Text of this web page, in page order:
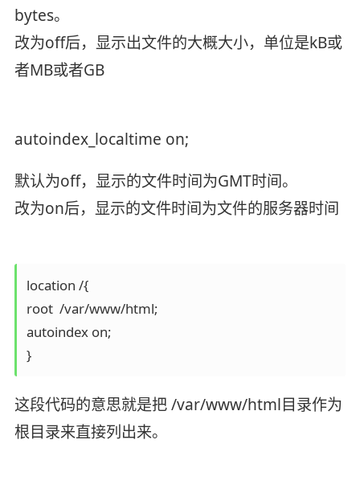
bytes。
改为off后，显示出文件的大概大小，单位是kB或
者MB或者GB
autoindex_localtime on;
默认为off，显示的文件时间为GMT时间。
改为on后，显示的文件时间为文件的服务器时间
location /{
root  /var/www/html;
autoindex on;
这段代码的意思就是把 /var/www/html目录作为
根目录来直接列出来。